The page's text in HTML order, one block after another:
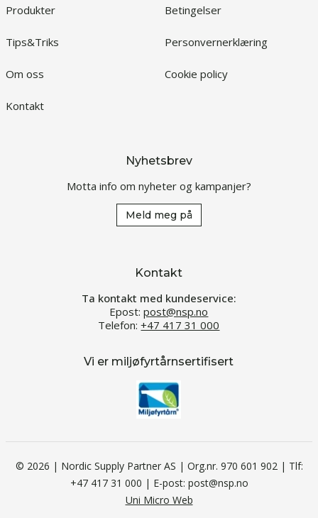
Produkter
Tips&Triks
Om oss
Kontakt
Betingelser
Personvernerklæring
Cookie policy
Nyhetsbrev
Motta info om nyheter og kampanjer?
Meld meg på
Kontakt
Ta kontakt med kundeservice:
Epost:post@nsp.no
Telefon:+47 417 31 000
Vi er miljøfyrtårnsertifisert
© 2026 | Nordic Supply Partner AS | Org.nr. 970 601 902 | Tlf:
+47 417 31 000 | E-post: post@nsp.no
Uni Micro Web